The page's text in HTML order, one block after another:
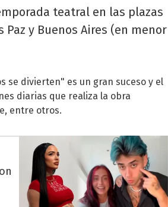
teatral en las plazas
y Buenos Aires (en menor
se divierten" es un gran suceso y el
diarias que realiza la obra
entre otros.